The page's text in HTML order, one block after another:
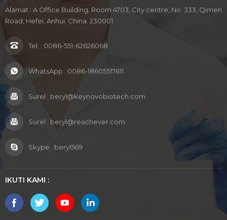
Alamat : A Office Building, Room 4703, City centre, No. 333, Qimen
Road, Hefei, Anhui. China. 230001
Tel. : 0086-551-62626068
WhatsApp : 0086-18605517611
Surel : beryl@keynovobiotech.com
Surel : beryl@reachever.com
Skype : beryl569
IKUTI KAMI :